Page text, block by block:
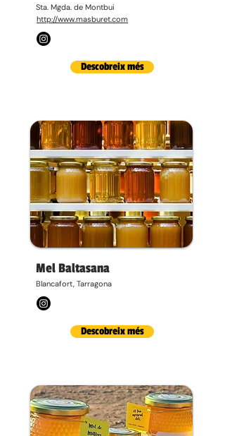
Sta. Mgda. de Montbui
http://www.masburet.com
Descobreix més
Mel Baltasana
Blancafort, Tarragona
Descobreix més